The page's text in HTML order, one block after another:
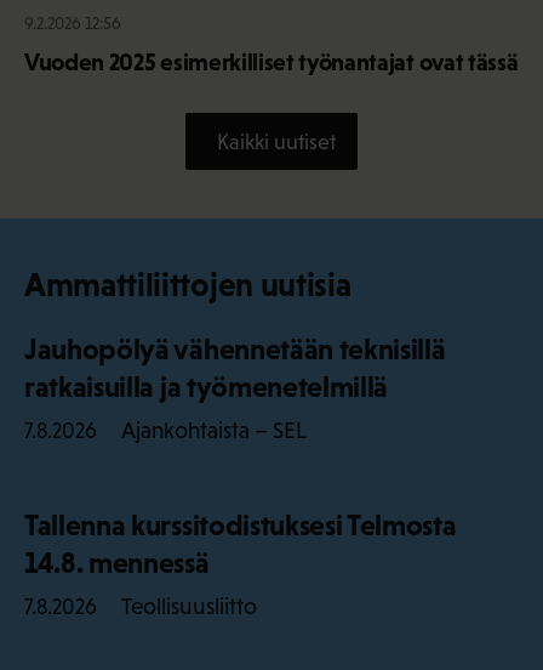
9.2.2026 12:56
Vuoden 2025 esimerkilliset työnantajat ovat tässä
Kaikki uutiset
Ammattiliittojen uutisia
Jauhopölyä vähennetään teknisillä
ratkaisuilla ja työmenetelmillä
7.8.2026 Ajankohtaista – SEL
Tallenna kurssitodistuksesi Telmosta
14.8. mennessä
7.8.2026 Teollisuusliitto